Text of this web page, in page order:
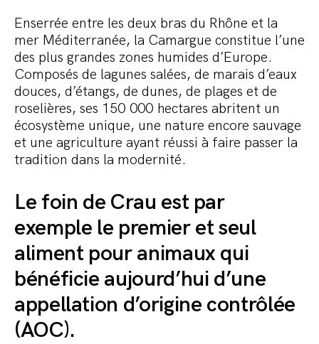
Enserrée entre les deux bras du Rhône et la
mer Méditerranée, la Camargue constitue l’une
des plus grandes zones humides d’Europe.
Composés de lagunes salées, de marais d’eaux
douces, d’étangs, de dunes, de plages et de
roselières, ses 150 000 hectares abritent un
écosystème unique, une nature encore sauvage
et une agriculture ayant réussi à faire passer la
tradition dans la modernité.
Le foin de Crau est par
exemple le premier et seul
aliment pour animaux qui
bénéficie aujourd’hui d’une
appellation d’origine contrôlée
(AOC).